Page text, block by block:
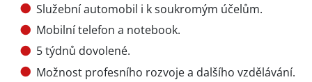
Služební automobil i k soukromým účelům.
Mobilní telefon a notebook.
5 týdnů dovolené.
Možnost profesního rozvoje a dalšího vzdělávání.